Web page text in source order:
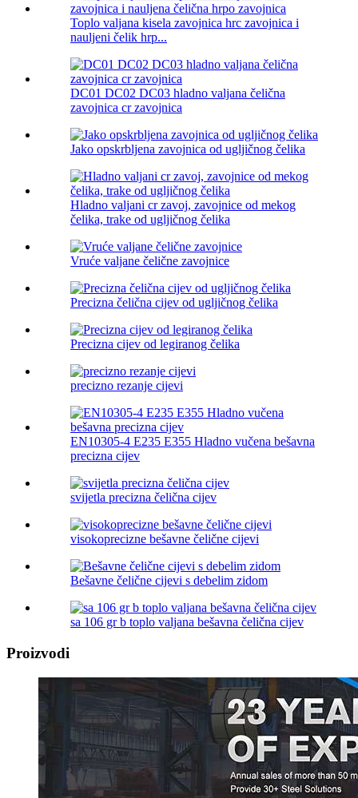
Toplo valjana kisela zavojnica hrc zavojnica i
nauljeni čelik hrp...
DC01 DC02 DC03 hladno valjana čelična
zavojnica cr zavojnica
Jako opskrbljena zavojnica od ugljičnog čelika
Hladno valjani cr zavoj, zavojnice od mekog
čelika, trake od ugljičnog čelika
Vruće valjane čelične zavojnice
Precizna čelična cijev od ugljičnog čelika
Precizna cijev od legiranog čelika
precizno rezanje cijevi
EN10305-4 E235 E355 Hladno vučena bešavna
precizna cijev
svijetla precizna čelična cijev
visokoprecizne bešavne čelične cijevi
Bešavne čelične cijevi s debelim zidom
sa 106 gr b toplo valjana bešavna čelična cijev
Proizvodi